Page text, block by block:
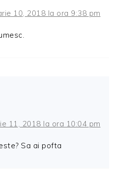
10, 2018 la ora 9:38 pm
11, 2018 la ora 10:04 pm
Sa ai pofta